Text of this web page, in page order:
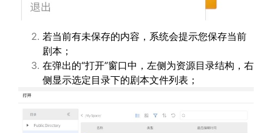
若当前有未保存的内容，系统会提示您保存当前
剧本；
在弹出的“打开”窗口中，左侧为资源目录结构，右
侧显示选定目录下的剧本文件列表；